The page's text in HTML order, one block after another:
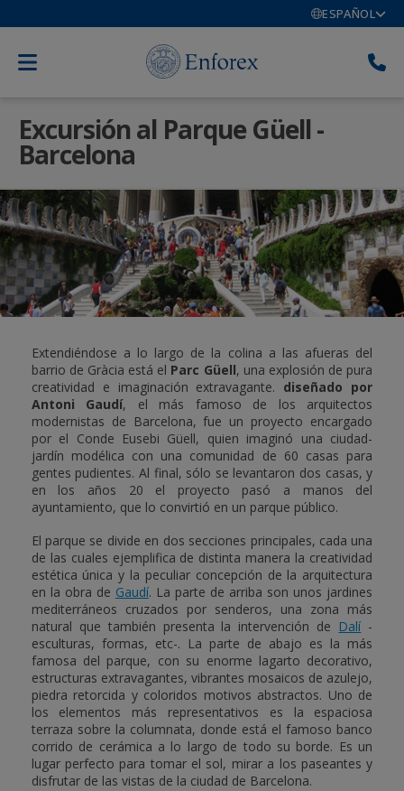
ESPAÑOL
Excursión al Parque Güell -
Barcelona
Extendiéndose a lo largo de la colina a las afueras del
barrio de Gràcia está el Parc Güell, una explosión de pura
creatividad e imaginación extravagante. diseñado por
Antoni Gaudí, el más famoso de los arquitectos
modernistas de Barcelona, fue un proyecto encargado
por el Conde Eusebi Güell, quien imaginó una ciudad-
jardín modélica con una comunidad de 60 casas para
gentes pudientes. Al final, sólo se levantaron dos casas, y
en los años 20 el proyecto pasó a manos del
ayuntamiento, que lo convirtió en un parque público.
El parque se divide en dos secciones principales, cada una
de las cuales ejemplifica de distinta manera la creatividad
estética única y la peculiar concepción de la arquitectura
en la obra de Gaudí. La parte de arriba son unos jardines
mediterráneos cruzados por senderos, una zona más
natural que también presenta la intervención de Dalí -
esculturas, formas, etc-. La parte de abajo es la más
famosa del parque, con su enorme lagarto decorativo,
estructuras extravagantes, vibrantes mosaicos de azulejo,
piedra retorcida y coloridos motivos abstractos. Uno de
los elementos más representativos es la espaciosa
terraza sobre la columnata, donde está el famoso banco
corrido de cerámica a lo largo de todo su borde. Es un
lugar perfecto para tomar el sol, mirar a los paseantes y
disfrutar de las vistas de la ciudad de Barcelona.